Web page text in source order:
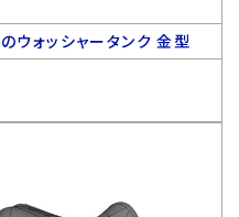
ウォッシャータンク 金型